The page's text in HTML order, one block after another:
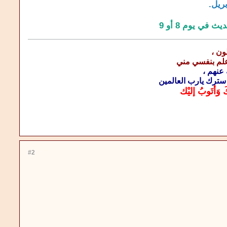
،
بنفسي مني
عنهم ،
يارب العالمين
وَأتَوبُ إليْك
#2